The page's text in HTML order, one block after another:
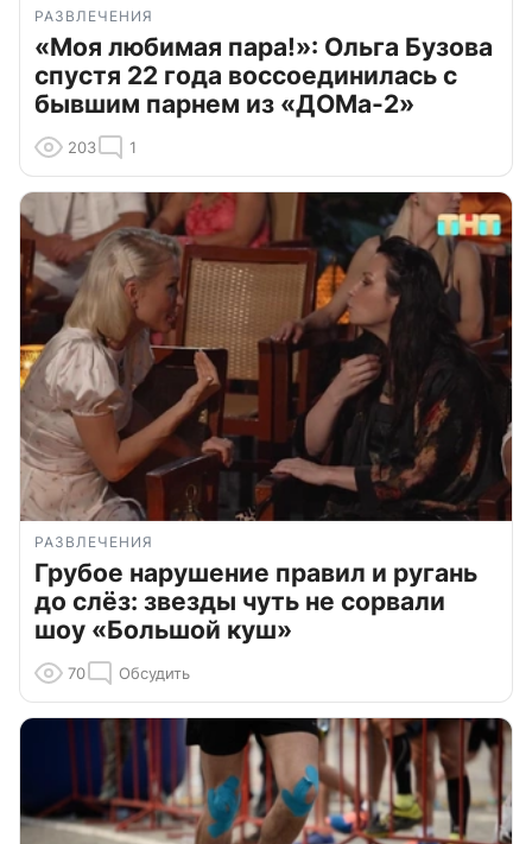
РАЗВЛЕЧЕНИЯ
«Моя любимая пара!»: Ольга Бузова
спустя 22 года воссоединилась с
бывшим парнем из «ДОМа-2»
203 1
РАЗВЛЕЧЕНИЯ
Грубое нарушение правил и ругань
до слёз: звезды чуть не сорвали
шоу «Большой куш»
70 Обсудить